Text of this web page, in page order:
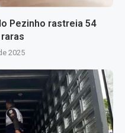
Pezinho rastreia 54
2025